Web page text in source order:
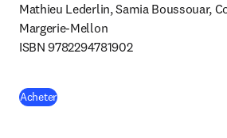
Mathieu Lederlin, Samia Boussouar,
Margerie-Mellon
ISBN 9782294781902
Acheter(